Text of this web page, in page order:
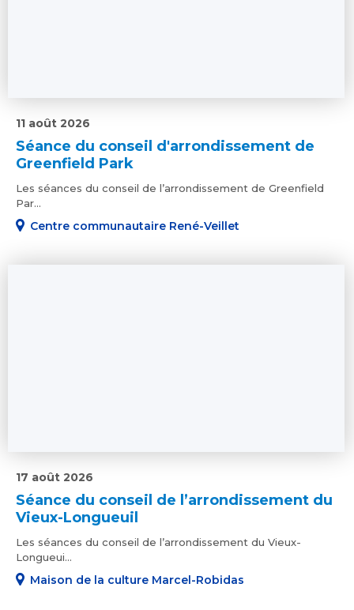
Séance du conseil d'arrondissement de
Greenfield Park
11 août 2026
Les séances du conseil de l’arrondissement de Greenfield
Par...
Centre communautaire René-Veillet
Séance du conseil de l’arrondissement du
Vieux-Longueuil
17 août 2026
Les séances du conseil de l’arrondissement du Vieux-
Longueui...
Maison de la culture Marcel-Robidas